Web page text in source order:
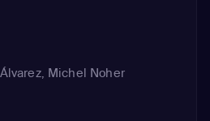
, Michel Noher